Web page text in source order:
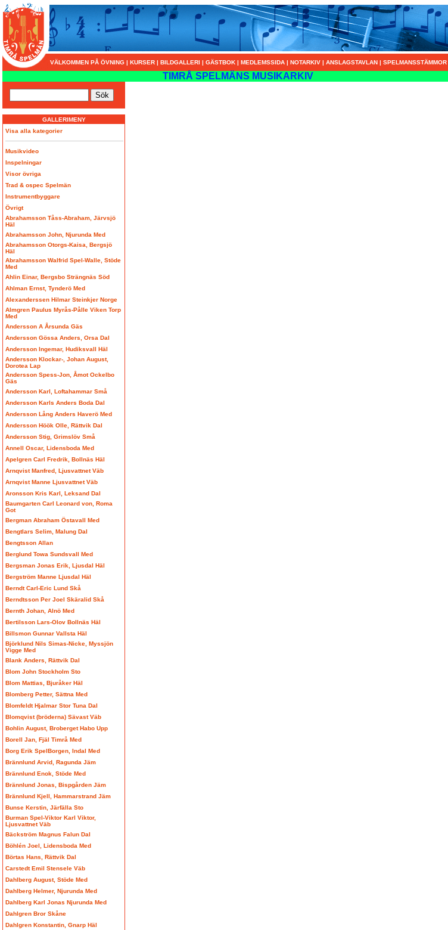
VÄLKOMMEN PÅ ÖVNING | KURSER | BILDGALLERI | GÄSTBOK | MEDLEMSSIDA | NOTARKIV | ANSLAGSTAVLAN | SPELMANSSTÄMMOR
TIMRÅ SPELMÄNS MUSIKARKIV
GALLERIMENY
Visa alla kategorier
Musikvideo
Inspelningar
Visor övriga
Trad & ospec Spelmän
Instrumentbyggare
Övrigt
Abrahamsson Tåss-Abraham, Järvsjö
Häl
Abrahamsson John, Njurunda Med
Abrahamsson Otorgs-Kaisa, Bergsjö
Häl
Abrahamsson Walfrid Spel-Walle, Stöde
Med
Ahlin Einar, Bergsbo Strängnäs Söd
Ahlman Ernst, Tynderö Med
Alexanderssen Hilmar Steinkjer Norge
Almgren Paulus Myrås-Pålle Viken Torp
Med
Andersson A Årsunda Gäs
Andersson Gössa Anders, Orsa Dal
Andersson Ingemar, Hudiksvall Häl
Andersson Klockar-, Johan August,
Dorotea Lap
Andersson Spess-Jon, Åmot Ockelbo
Gäs
Andersson Karl, Loftahammar Små
Andersson Karls Anders Boda Dal
Andersson Lång Anders Haverö Med
Andersson Höök Olle, Rättvik Dal
Andersson Stig, Grimslöv Små
Annell Oscar, Lidensboda Med
Apelgren Carl Fredrik, Bollnäs Häl
Arnqvist Manfred, Ljusvattnet Väb
Arnqvist Manne Ljusvattnet Väb
Aronsson Kris Karl, Leksand Dal
Baumgarten Carl Leonard von, Roma
Got
Bergman Abraham Östavall Med
Bengtlars Selim, Malung Dal
Bengtsson Allan
Berglund Towa Sundsvall Med
Bergsman Jonas Erik, Ljusdal Häl
Bergström Manne Ljusdal Häl
Berndt Carl-Eric Lund Skå
Berndtsson Per Joel Skäralid Skå
Bernth Johan, Alnö Med
Bertilsson Lars-Olov Bollnäs Häl
Billsmon Gunnar Vallsta Häl
Björklund Nils Simas-Nicke, Myssjön
Vigge Med
Blank Anders, Rättvik Dal
Blom John Stockholm Sto
Blom Mattias, Bjuråker Häl
Blomberg Petter, Sättna Med
Blomfeldt Hjalmar Stor Tuna Dal
Blomqvist (bröderna) Sävast Väb
Bohlin August, Broberget Habo Upp
Borell Jan, Fjäl Timrå Med
Borg Erik SpelBorgen, Indal Med
Brännlund Arvid, Ragunda Jäm
Brännlund Enok, Stöde Med
Brännlund Jonas, Bispgården Jäm
Brännlund Kjell, Hammarstrand Jäm
Bunse Kerstin, Järfälla Sto
Burman Spel-Viktor Karl Viktor,
Ljusvattnet Väb
Bäckström Magnus Falun Dal
Böhlén Joel, Lidensboda Med
Börtas Hans, Rättvik Dal
Carstedt Emil Stensele Väb
Dahlberg August, Stöde Med
Dahlberg Helmer, Njurunda Med
Dahlberg Karl Jonas Njurunda Med
Dahlgren Bror Skåne
Dahlgren Konstantin, Gnarp Häl